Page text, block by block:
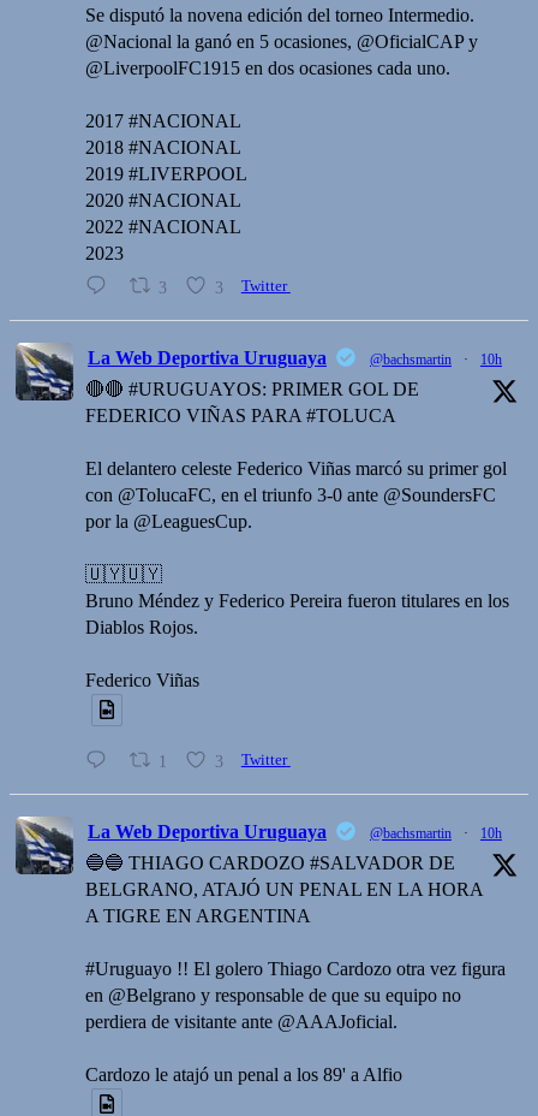
Se disputó la novena edición del torneo Intermedio.
@Nacional la ganó en 5 ocasiones, @OficialCAP y
@LiverpoolFC1915 en dos ocasiones cada uno.
2017 #NACIONAL
2018 #NACIONAL
2019 #LIVERPOOL
2020 #NACIONAL
2022 #NACIONAL
2023
3 3 Twitter
La Web Deportiva Uruguaya @bachsmartin · 10h
🔴🔴 #URUGUAYOS: PRIMER GOL DE
FEDERICO VIÑAS PARA #TOLUCA
El delantero celeste Federico Viñas marcó su primer gol
con @TolucaFC, en el triunfo 3-0 ante @SoundersFC
por la @LeaguesCup.
🇺🇾🇺🇾
Bruno Méndez y Federico Pereira fueron titulares en los
Diablos Rojos.
Federico Viñas
1 3 Twitter
La Web Deportiva Uruguaya @bachsmartin · 10h
🔵🔵 THIAGO CARDOZO #SALVADOR DE
BELGRANO, ATAJÓ UN PENAL EN LA HORA
A TIGRE EN ARGENTINA
#Uruguayo !! El golero Thiago Cardozo otra vez figura
en @Belgrano y responsable de que su equipo no
perdiera de visitante ante @AAAJoficial.
Cardozo le atajó un penal a los 89' a Alfio